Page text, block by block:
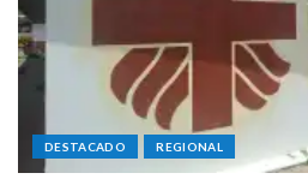
DESTACADO REGIONAL